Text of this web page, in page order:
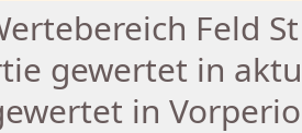
Feld
gewertet in
in